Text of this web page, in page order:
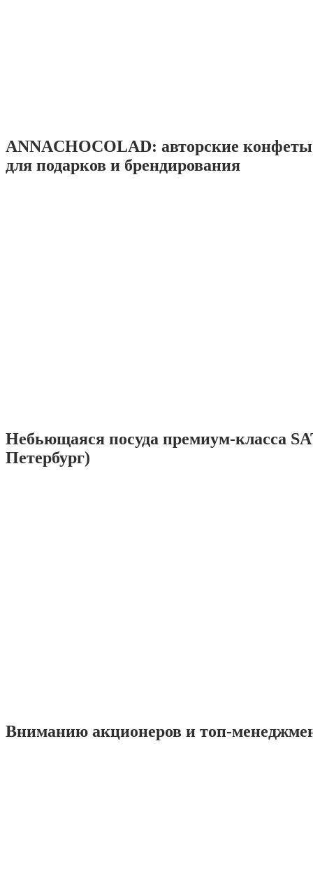
ANNACHOCOLAD: авторские
для подарков и брендирования
Небьющаяся посуда премиум-класса
Петербург)
Вниманию акционеров и топ-